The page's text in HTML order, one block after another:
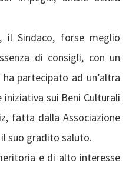
il Sindaco, forse meglio
di consigli, con un
partecipato ad un’altra
sui Beni Culturali
fatta dalla Associazione
suo gradito saluto.
e di alto interesse